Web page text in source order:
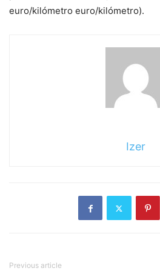
euro/kilómetro euro/kilómetro).
Izer
Previous article